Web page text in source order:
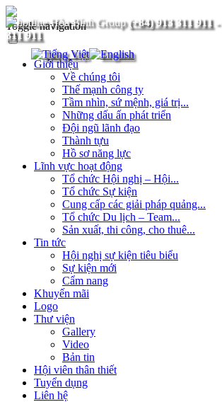
(+84) 913 311 911-
311 911
Toggle navigation
Giới thiệu
Về chúng tôi
Thế mạnh công ty
Tầm nhìn, sứ mệnh, giá trị...
Những dấu ấn phát triển
Đội ngũ lãnh đạo
Thành tựu
Hồ sơ năng lực
Lĩnh vực hoạt động
Tổ chức Hội nghị – Hội...
Tổ chức Sự kiện
Cung cấp các giải pháp quảng...
Tổ chức Du lịch – Team...
Sản xuất, thi công, cho thuê...
Tin tức
Hội nghị sự kiện tiêu biểu
Sự kiện mới
Cẩm nang
Khuyến mãi
Logo
Thư viện
Gallery
Video
Bản tin
Hội viên thân thiết
Tuyển dụng
Liên hệ